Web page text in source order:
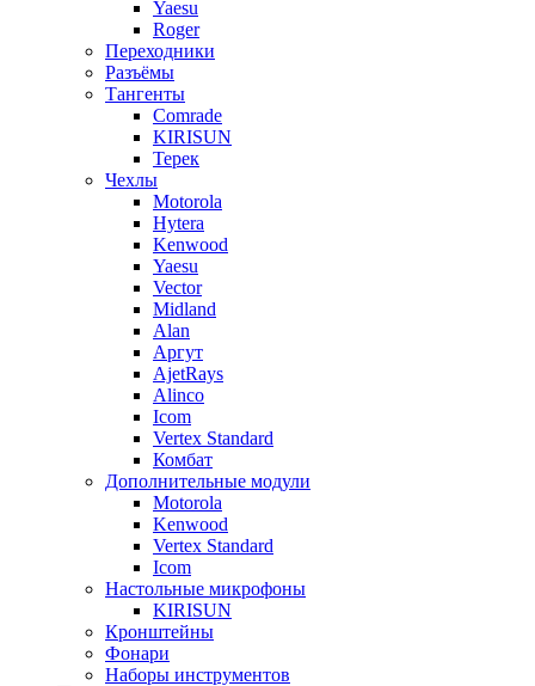
Yaesu
Roger
Переходники
Разъёмы
Тангенты
Comrade
KIRISUN
Терек
Чехлы
Motorola
Hytera
Kenwood
Yaesu
Vector
Midland
Alan
Аргут
AjetRays
Alinco
Icom
Vertex Standard
Комбат
Дополнительные модули
Motorola
Kenwood
Vertex Standard
Icom
Настольные микрофоны
KIRISUN
Кронштейны
Фонари
Наборы инструментов